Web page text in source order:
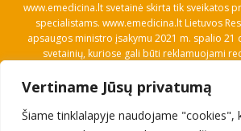
Vertiname Jūsų privatumą
Šiame tinklalapyje naudojame "cookies",
www.emedicina.lt svetainė skirta tik sveikatos
specialistams. www.emedicina.lt Lietuvos
apsaugos ministro įsakymu 2021 m. spalio 21
svetainių, kuriose gali būti reklamuojami
savo profesinę kvalifikaciją. Naudingos
pagalbos priemonių kainų paieška, VVKT
priežiūros ar farmacijos specialisto